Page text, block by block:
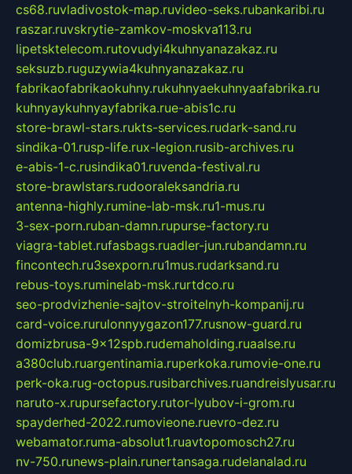
cs68.ruvladivostok-map.ruvideo-seks.rubankaribi.ru
raszar.ruvskrytie-zamkov-moskva113.ru
lipetsktelecom.rutovudyi4kuhnyanazakaz.ru
seksuzb.ruguzywia4kuhnyanazakaz.ru
fabrikaofabrikaokuhny.rukuhnyaekuhnyaafabrika.ru
kuhnyaykuhnyayfabrika.rue-abis1c.ru
store-brawl-stars.rukts-services.rudark-sand.ru
sindika-01.rusp-life.rux-legion.rusib-archives.ru
e-abis-1-c.rusindika01.ruvenda-festival.ru
store-brawlstars.rudooraleksandria.ru
antenna-highly.rumine-lab-msk.ru1-mus.ru
3-sex-porn.ruban-damn.rupurse-factory.ru
viagra-tablet.rufasbags.ruadler-jun.rubandamn.ru
fincontech.ru3sexporn.ru1mus.rudarksand.ru
rebus-toys.ruminelab-msk.rurtdco.ru
seo-prodvizhenie-sajtov-stroitelnyh-kompanij.ru
card-voice.rurulonnyygazon177.rusnow-guard.ru
domizbrusa-9x12spb.rudemaholding.ruaalse.ru
a380club.ruargentinamia.ruperkoka.rumovie-one.ru
perk-oka.rug-octopus.rusibarchives.ruandreislyusar.ru
naruto-x.rupursefactory.rutor-lyubov-i-grom.ru
spayderhed-2022.rumovieone.ruevro-dez.ru
webamator.ruma-absolut1.ruavtopomosch27.ru
nv-750.runews-plain.runertansaga.rudelanalad.ru